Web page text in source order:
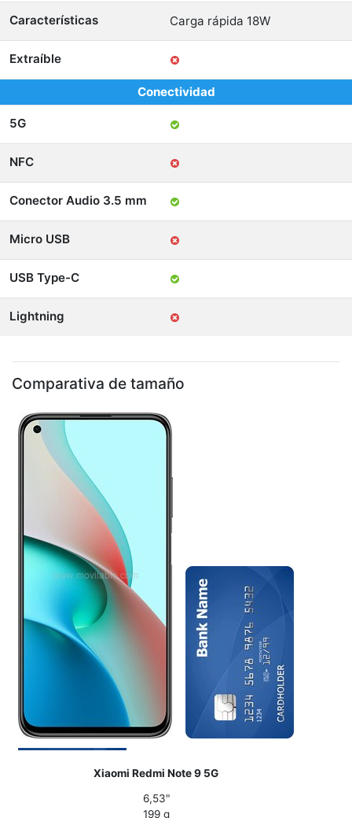
Características Carga rápida 18W
Extraíble
Conectividad
5G
NFC
Conector Audio 3.5 mm
Micro USB
USB Type-C
Lightning
Comparativa de tamaño
Xiaomi Redmi Note 9 5G
6,53"
199 g